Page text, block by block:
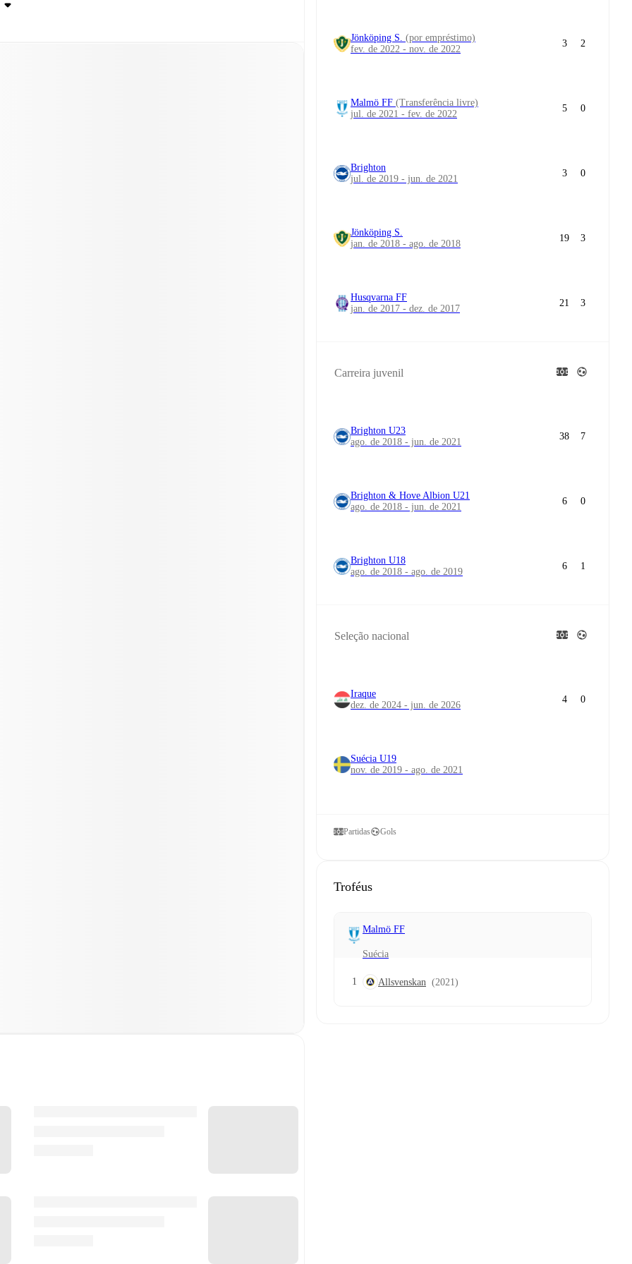
Jönköping S. (por empréstimo)
fev. de 2022 - nov. de 2022
3 2
Malmö FF (Transferência livre)
jul. de 2021 - fev. de 2022
5 0
Brighton
jul. de 2019 - jun. de 2021
3 0
Jönköping S.
jan. de 2018 - ago. de 2018
19 3
Husqvarna FF
jan. de 2017 - dez. de 2017
21 3
Carreira juvenil
Brighton U23
ago. de 2018 - jun. de 2021
38 7
Brighton & Hove Albion U21
ago. de 2018 - jun. de 2021
6 0
Brighton U18
ago. de 2018 - ago. de 2019
6 1
Seleção nacional
Iraque
dez. de 2024 - jun. de 2026
4 0
Suécia U19
nov. de 2019 - ago. de 2021
Partidas Gols
Troféus
Malmö FF
Suécia
1 Allsvenskan (2021)